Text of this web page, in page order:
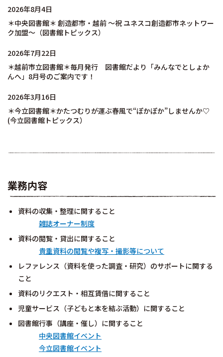
2026年8月4日
＊中央図書館＊ 創造都市・越前 ～祝 ユネスコ創造都市ネットワー
ク加盟～（図書館トピックス）
2026年7月22日
＊越前市立図書館＊毎月発行 図書館だより「みんなでとしょか
んへ」8月号のご案内です！
2026年3月16日
＊今立図書館＊かたつむりが運ぶ春風で“ぽかぽか”しませんか♡
(今立図書館トピックス）
業務内容
資料の収集・整理に関すること
雑誌オーナー制度
資料の閲覧・貸出に関すること
貴重資料の閲覧や複写・撮影等について
レファレンス（資料を使った調査・研究）のサポートに関する
こと
資料のリクエスト・相互賃借に関すること
児童サービス（子どもと本を結ぶ活動）に関すること
図書館行事（講座・催し）に関すること
中央図書館イベント
今立図書館イベント